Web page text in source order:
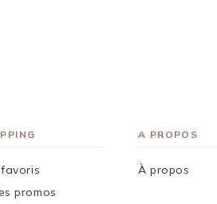
promos
A PROPOS
À propos